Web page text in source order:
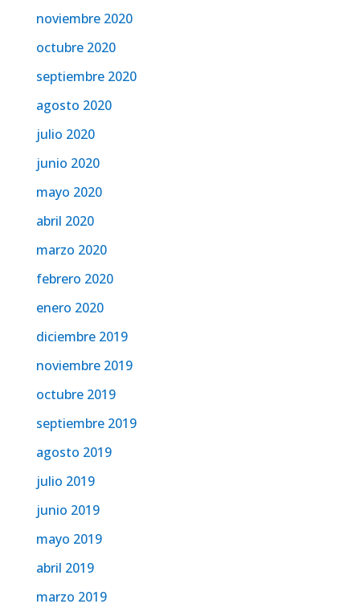
noviembre 2020
octubre 2020
septiembre 2020
agosto 2020
julio 2020
junio 2020
mayo 2020
abril 2020
marzo 2020
febrero 2020
enero 2020
diciembre 2019
noviembre 2019
octubre 2019
septiembre 2019
agosto 2019
julio 2019
junio 2019
mayo 2019
abril 2019
marzo 2019